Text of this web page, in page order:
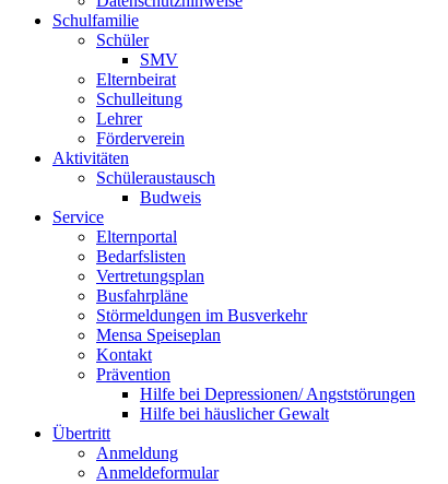
Schulfamilie
Schüler
SMV
Elternbeirat
Schulleitung
Lehrer
Förderverein
Aktivitäten
Schüleraustausch
Budweis
Service
Elternportal
Bedarfslisten
Vertretungsplan
Busfahrpläne
Störmeldungen im Busverkehr
Mensa Speiseplan
Kontakt
Prävention
Hilfe bei Depressionen/ Angststörungen
Hilfe bei häuslicher Gewalt
Übertritt
Anmeldung
Anmeldeformular